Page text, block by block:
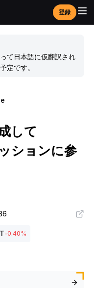
登録
て日本語に仮翻訳され
定です。
して
ションに参
-0.40%